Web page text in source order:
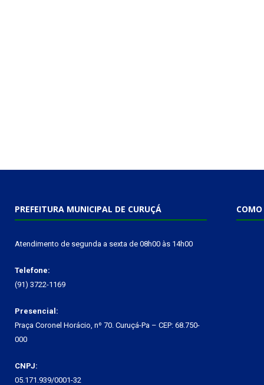
PREFEITURA MUNICIPAL DE CURUÇÁ
Atendimento de segunda a sexta de 08h00 às 14h00
Telefone:
(91) 3722-1169
Presencial:
Praça Coronel Horácio, nº 70. Curuçá-Pa – CEP: 68.750-
000
CNPJ:
05.171.939/0001-32
COMO